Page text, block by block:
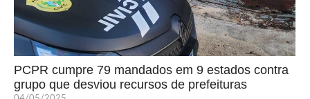
PCPR cumpre 79 mandados em 9 estados contra
grupo que desviou recursos de prefeituras